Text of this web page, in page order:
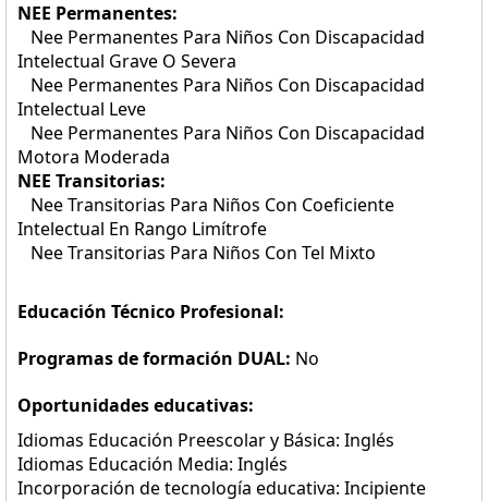
NEE Permanentes:
Nee Permanentes Para Niños Con Discapacidad
Intelectual Grave O Severa
Nee Permanentes Para Niños Con Discapacidad
Intelectual Leve
Nee Permanentes Para Niños Con Discapacidad
Motora Moderada
NEE Transitorias:
Nee Transitorias Para Niños Con Coeficiente
Intelectual En Rango Limítrofe
Nee Transitorias Para Niños Con Tel Mixto
Educación Técnico Profesional:
Programas de formación DUAL: No
Oportunidades educativas:
Idiomas Educación Preescolar y Básica: Inglés
Idiomas Educación Media: Inglés
Incorporación de tecnología educativa: Incipiente